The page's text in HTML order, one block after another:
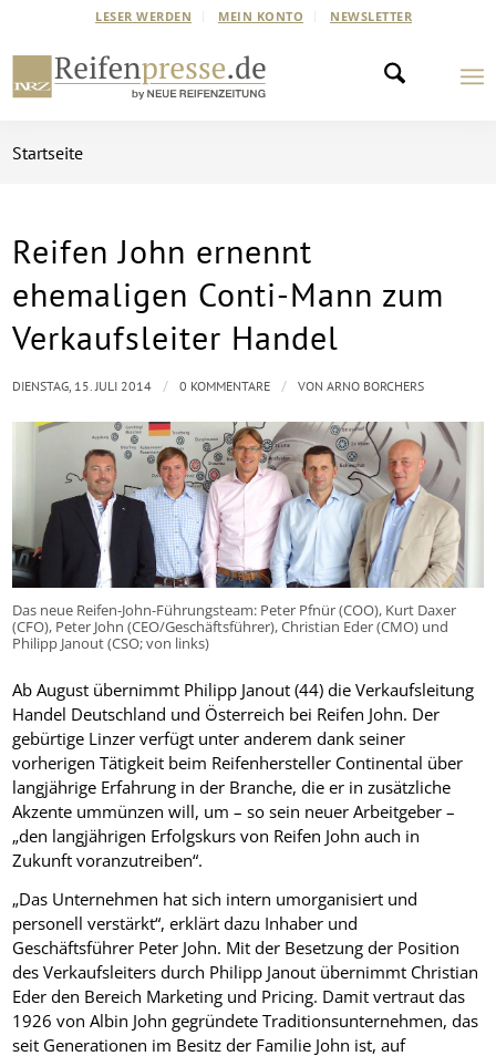
LESER WERDEN MEIN KONTO NEWSLETTER
Startseite
Reifen John ernennt
ehemaligen Conti-Mann zum
Verkaufsleiter Handel
Das neue Reifen-John-Führungsteam: Peter Pfnür (COO), Kurt Daxer
(CFO), Peter John (CEO/Geschäftsführer), Christian Eder (CMO) und
Philipp Janout (CSO; von links)
Ab August übernimmt Philipp Janout (44) die Verkaufsleitung
Handel Deutschland und Österreich bei Reifen John. Der
gebürtige Linzer verfügt unter anderem dank seiner
vorherigen Tätigkeit beim Reifenhersteller Continental über
langjährige Erfahrung in der Branche, die er in zusätzliche
Akzente ummünzen will, um – so sein neuer Arbeitgeber –
„den langjährigen Erfolgskurs von Reifen John auch in
Zukunft voranzutreiben“.
„Das Unternehmen hat sich intern umorganisiert und
personell verstärkt“, erklärt dazu Inhaber und
Geschäftsführer Peter John. Mit der Besetzung der Position
des Verkaufsleiters durch Philipp Janout übernimmt Christian
Eder den Bereich Marketing und Pricing. Damit vertraut das
1926 von Albin John gegründete Traditionsunternehmen, das
seit Generationen im Besitz der Familie John ist, auf
DIENSTAG, 15. JULI 2014 / 0 KOMMENTARE / VONARNO BORCHERS